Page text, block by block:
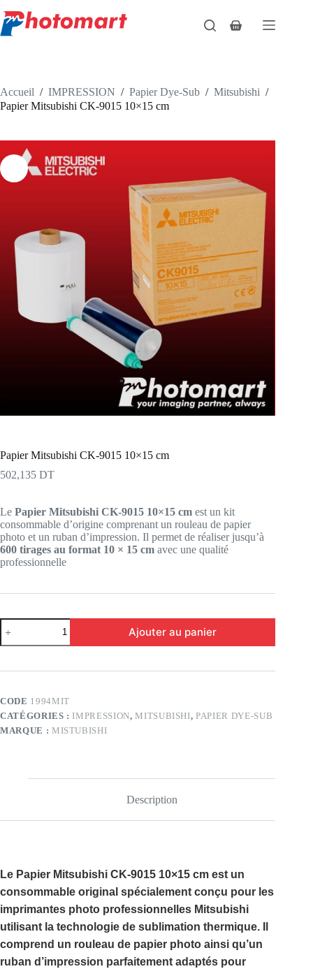
au
contenu
Panier
Accueil / IMPRESSION / Papier Dye-Sub / Mitsubishi /
Papier Mitsubishi CK-9015 10×15 cm
Papier Mitsubishi CK-9015 10×15 cm
502,135 DT
Le Papier Mitsubishi CK-9015 10×15 cm est un kit
consommable d’origine comprenant un rouleau de papier
photo et un ruban d’impression. Il permet de réaliser jusqu’à
600 tirages au format 10 × 15 cm avec une qualité
professionnelle
quantité
de
Papier
CK-
cm
Ajouter au panier
CODE 1994MIT
CATÉGORIES : IMPRESSION,MITSUBISHI,PAPIER DYE-SUB
MARQUE : MISTUBISHI
Description
Le Papier Mitsubishi CK-9015 10×15 cm est un
consommable original spécialement conçu pour les
imprimantes photo professionnelles Mitsubishi
utilisant la technologie de sublimation thermique. Il
comprend un rouleau de papier photo ainsi qu’un
ruban d’impression parfaitement adaptés pour